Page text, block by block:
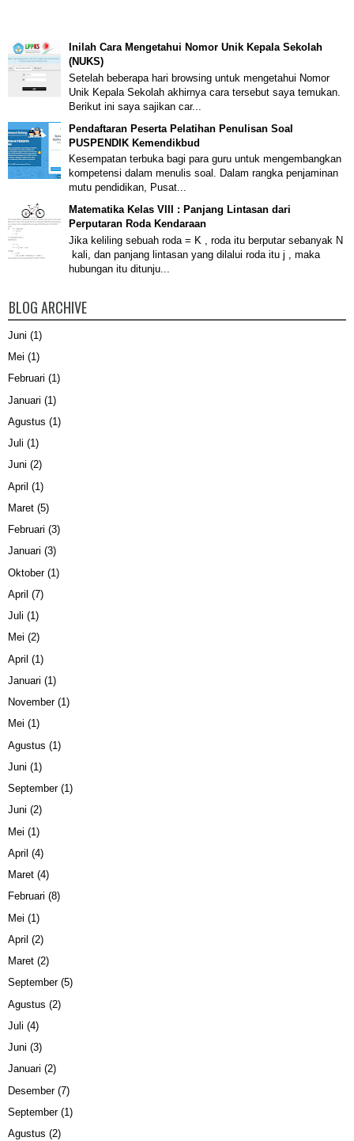
Inilah Cara Mengetahui Nomor Unik Kepala Sekolah
(NUKS)
Setelah beberapa hari browsing untuk mengetahui Nomor
Unik Kepala Sekolah akhirnya cara tersebut saya temukan.
Berikut ini saya sajikan car...
Pendaftaran Peserta Pelatihan Penulisan Soal
PUSPENDIK Kemendikbud
Kesempatan terbuka bagi para guru untuk mengembangkan
kompetensi dalam menulis soal. Dalam rangka penjaminan
mutu pendidikan, Pusat...
Matematika Kelas VIII : Panjang Lintasan dari
Perputaran Roda Kendaraan
Jika keliling sebuah roda = K , roda itu berputar sebanyak N
kali, dan panjang lintasan yang dilalui roda itu j , maka
hubungan itu ditunju...
BLOG ARCHIVE
Juni (1)
Mei (1)
Februari (1)
Januari (1)
Agustus (1)
Juli (1)
Juni (2)
April (1)
Maret (5)
Februari (3)
Januari (3)
Oktober(1)
April (7)
Juli (1)
Mei (2)
April (1)
Januari (1)
November(1)
Mei (1)
Agustus (1)
Juni (1)
September(1)
Juni (2)
Mei (1)
April (4)
Maret (4)
Februari (8)
Mei (1)
April (2)
Maret (2)
September(5)
Agustus (2)
Juli (4)
Juni (3)
Januari (2)
Desember(7)
September(1)
Agustus (2)